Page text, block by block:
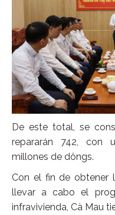
De este total, se
repararán 742, con
millones de dôngs.
Con el fin de obtener
llevar a cabo el
infravivienda, Cà Mau